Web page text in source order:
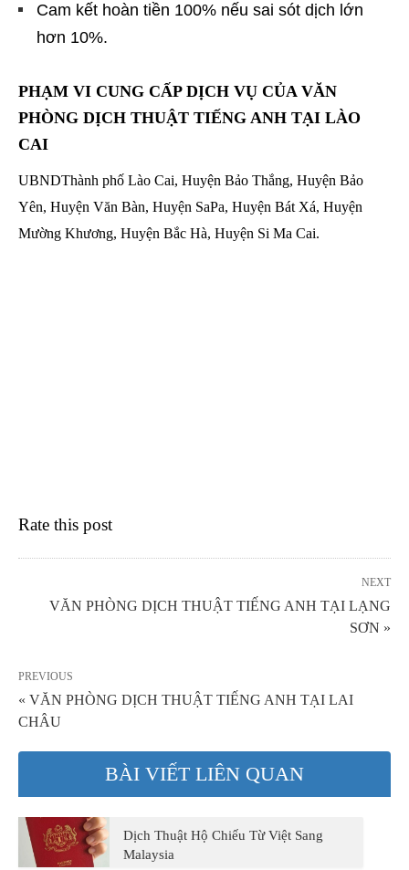
Cam kết hoàn tiền 100% nếu sai sót dịch lớn
hơn 10%.
PHẠM VI CUNG CẤP DỊCH VỤ CỦA VĂN
PHÒNG DỊCH THUẬT TIẾNG ANH TẠI LÀO
CAI
UBNDThành phố Lào Cai, Huyện Bảo Thắng, Huyện Bảo
Yên, Huyện Văn Bàn, Huyện SaPa, Huyện Bát Xá, Huyện
Mường Khương, Huyện Bắc Hà, Huyện Si Ma Cai.
Rate this post
NEXT
VĂN PHÒNG DỊCH THUẬT TIẾNG ANH TẠI LẠNG
SƠN »
PREVIOUS
« VĂN PHÒNG DỊCH THUẬT TIẾNG ANH TẠI LAI
CHÂU
BÀI VIẾT LIÊN QUAN
Dịch Thuật Hộ Chiếu Từ Việt Sang
Malaysia